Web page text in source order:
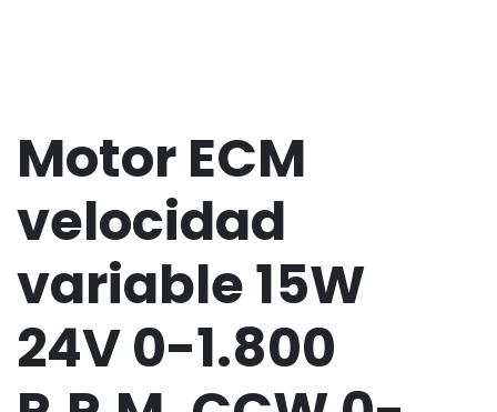
Motor ECM
velocidad
variable 15W
24V 0-1.800